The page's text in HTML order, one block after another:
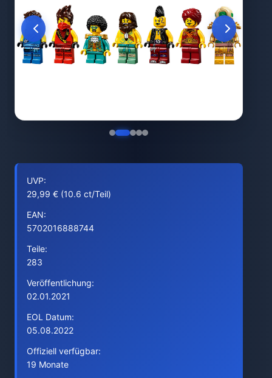
UVP:
29,99 € (10.6 ct/Teil)
EAN:
5702016888744
Teile:
283
Veröffentlichung:
02.01.2021
EOL Datum:
05.08.2022
Offiziell verfügbar:
19 Monate